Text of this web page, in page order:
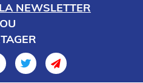
NEWSLETTER
OU